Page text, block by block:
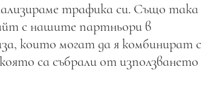
трафика си. Също така
с нашите партньори в
които могат да я комбинират с
са събрали от използването